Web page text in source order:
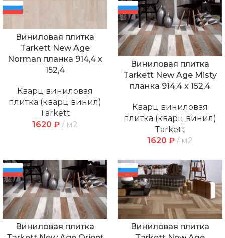
Виниловая плитка
Tarkett New Age
Norman планка 914,4 x
152,4
Кварц виниловая
плитка (кварц винил)
Tarkett
1620 ₽ м2
Виниловая плитка
Tarkett New Age Misty
планка 914,4 x 152,4
Кварц виниловая
плитка (кварц винил)
Tarkett
1620 ₽ м2
Виниловая плитка
Виниловая плитка